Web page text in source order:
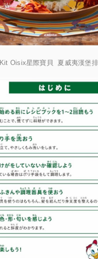
Kit Oisix星際寶貝 夏威夷漢堡